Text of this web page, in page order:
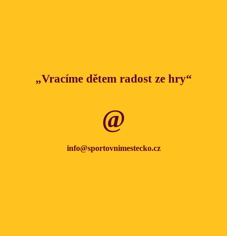
„Vracíme dětem radost ze hry“
info@sportovnimestecko.cz